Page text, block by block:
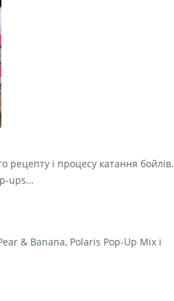
рецепту і процесу катання бойлів.
ups…
& Banana, Polaris Pop-Up Mix і